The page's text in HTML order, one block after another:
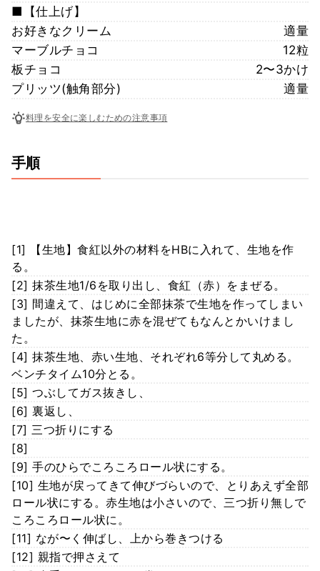
■【仕上げ】
お好きなクリーム
適量
マーブルチョコ
12粒
板チョコ
2〜3かけ
プリッツ(触角部分)
適量
料理を安全に楽しむための注意事項
手順
[1] 【生地】食紅以外の材料をHBに入れて、生地を作
る。
[2] 抹茶生地1/6を取り出し、食紅（赤）をまぜる。
[3] 間違えて、はじめに全部抹茶で生地を作ってしまい
ましたが、抹茶生地に赤を混ぜてもなんとかいけまし
た。
[4] 抹茶生地、赤い生地、それぞれ6等分して丸める。
ベンチタイム10分とる。
[5] つぶしてガス抜きし、
[6] 裏返し、
[7] 三つ折りにする
[8]
[9] 手のひらでころころロール状にする。
[10] 生地が戻ってきて伸びづらいので、とりあえず全部
ロール状にする。赤生地は小さいので、三つ折り無しで
ころころロール状に。
[11] なが〜く伸ばし、上から巻きつける
[12] 親指で押さえて